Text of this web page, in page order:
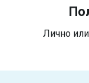
Лично